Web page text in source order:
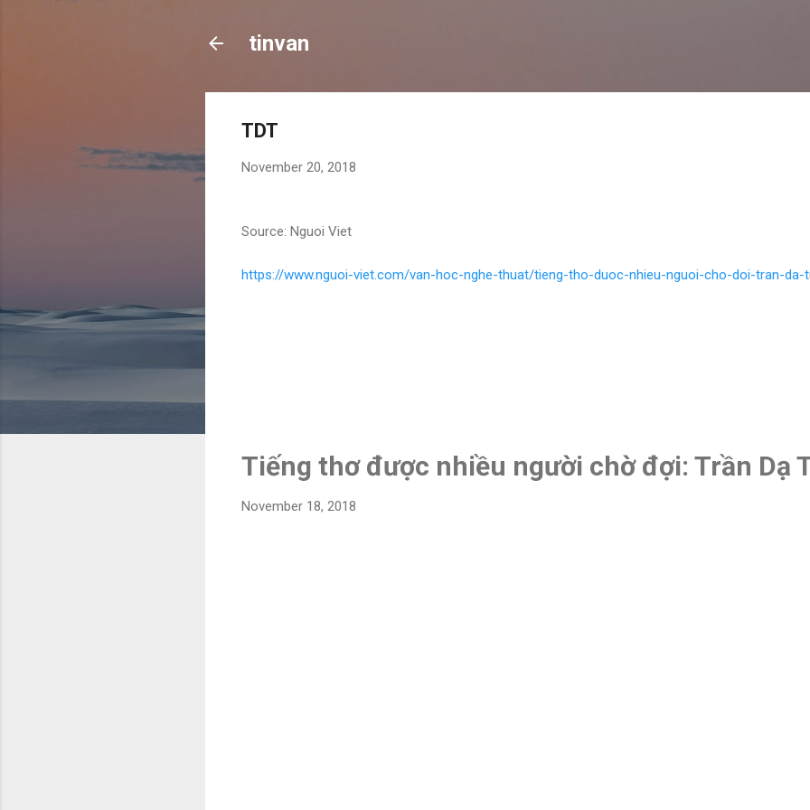
tinvan
TDT
November 20, 2018
Source: Nguoi Viet
https://www.nguoi-viet.com/van-hoc-nghe-thuat/tieng-tho-duoc-nhieu-nguoi-cho-doi-tran-da-
Tiếng thơ được nhiều người chờ đợi: Trần Dạ
November 18, 2018